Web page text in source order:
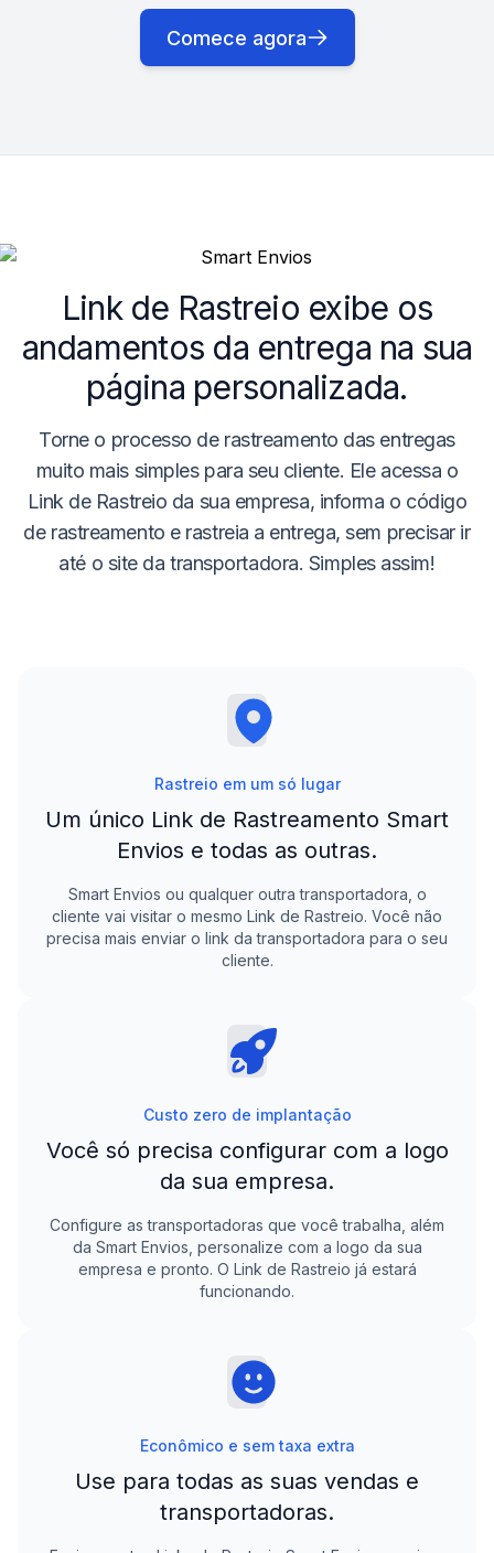
Comece agora
Link de Rastreio exibe os
andamentos da entrega na sua
página personalizada.
Torne o processo de rastreamento das entregas
muito mais simples para seu cliente. Ele acessa o
Link de Rastreio da sua empresa, informa o código
de rastreamento e rastreia a entrega, sem precisar ir
até o site da transportadora. Simples assim!
Rastreio em um só lugar
Um único Link de Rastreamento Smart
Envios e todas as outras.
Smart Envios ou qualquer outra transportadora, o
cliente vai visitar o mesmo Link de Rastreio. Você não
precisa mais enviar o link da transportadora para o seu
cliente.
Custo zero de implantação
Você só precisa configurar com a logo
da sua empresa.
Configure as transportadoras que você trabalha, além
da Smart Envios , personalize com a logo da sua
empresa e pronto. O Link de Rastreio já estará
funcionando.
Econômico e sem taxa extra
Use para todas as suas vendas e
transportadoras.